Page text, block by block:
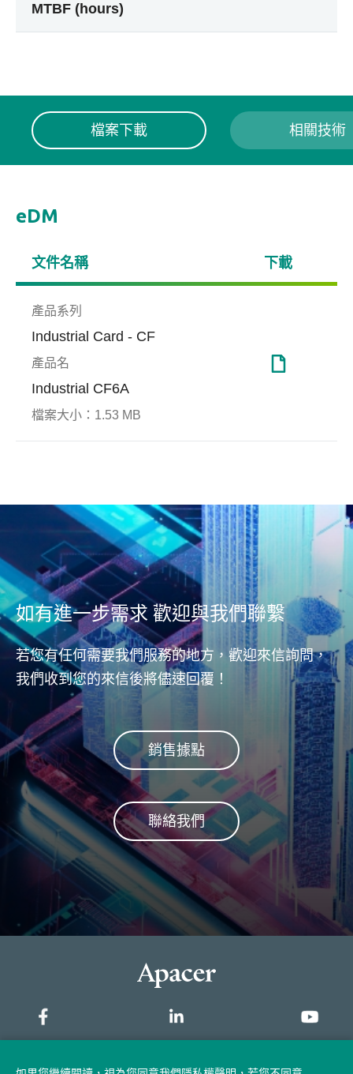
MTBF (hours)
檔案下載 相關技術
eDM
文件名稱 下載
產品系列
Industrial Card - CF
產品名
Industrial CF6A
檔案大小： 1.53 MB
S.M.A.R.T.
報告技術是一種自動執行檢測
及預警的技術，可幫助使用者
了解硬碟或固態硬碟的健康狀
況為何。
可完
資料
博弈遊戲
障情況，可能須一段維護作業
時間，對於博弈遊戲商來說即
為損失。為了確保資料安全和
資金的流入，宇瞻為客戶提供
各種工業級SSD和DRAM解決
方案，開發尖端技術以實現博
弈遊戲資安保護嚴謹之需求，
達到卓越的可靠度與穩定性。
結合
的智
如有進一步需求 歡迎與我們聯繫
若您有任何需要我們服務的地方，歡迎來信詢問，
我們收到您的來信後將儘速回覆！
銷售據點
聯絡我們
網站地圖